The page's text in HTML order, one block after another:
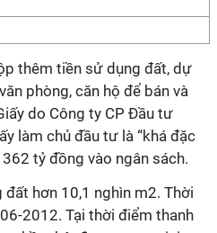
thêm tiền sử dụng đất, dự
phòng, căn hộ để bán và
do Công ty CP Đầu tư
làm chủ đầu tư là “khá đặc
tỷ đồng vào ngân sách.
hơn 10,1 nghìn m2. Thời
2012. Tại thời điểm thanh